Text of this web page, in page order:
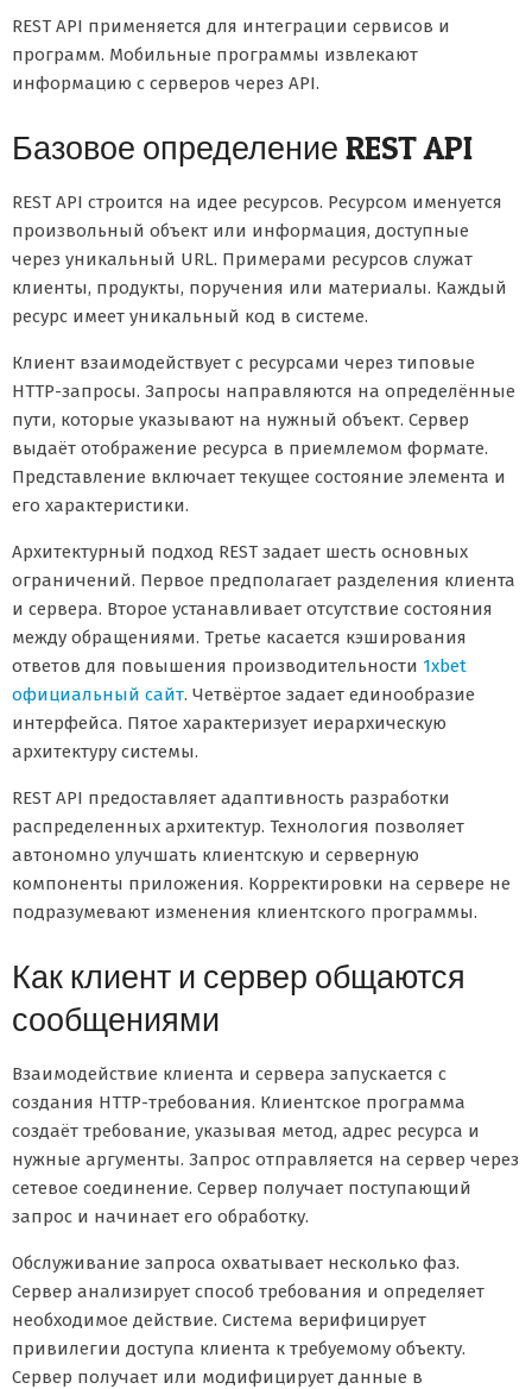
REST API применяется для интеграции сервисов и
программ. Мобильные программы извлекают
информацию с серверов через API.
Базовое определение REST API
REST API строится на идее ресурсов. Ресурсом именуется
произвольный объект или информация, доступные
через уникальный URL. Примерами ресурсов служат
клиенты, продукты, поручения или материалы. Каждый
ресурс имеет уникальный код в системе.
Клиент взаимодействует с ресурсами через типовые
HTTP-запросы. Запросы направляются на определённые
пути, которые указывают на нужный объект. Сервер
выдаёт отображение ресурса в приемлемом формате.
Представление включает текущее состояние элемента и
его характеристики.
Архитектурный подход REST задает шесть основных
ограничений. Первое предполагает разделения клиента
и сервера. Второе устанавливает отсутствие состояния
между обращениями. Третье касается кэширования
ответов для повышения производительности 1xbet
официальный сайт. Четвёртое задает единообразие
интерфейса. Пятое характеризует иерархическую
архитектуру системы.
REST API предоставляет адаптивность разработки
распределенных архитектур. Технология позволяет
автономно улучшать клиентскую и серверную
компоненты приложения. Корректировки на сервере не
подразумевают изменения клиентского программы.
Как клиент и сервер общаются
сообщениями
Взаимодействие клиента и сервера запускается с
создания HTTP-требования. Клиентское программа
создаёт требование, указывая метод, адрес ресурса и
нужные аргументы. Запрос отправляется на сервер через
сетевое соединение. Сервер получает поступающий
запрос и начинает его обработку.
Обслуживание запроса охватывает несколько фаз.
Сервер анализирует способ требования и определяет
необходимое действие. Система верифицирует
привилегии доступа клиента к требуемому объекту.
Сервер получает или модифицирует данные в